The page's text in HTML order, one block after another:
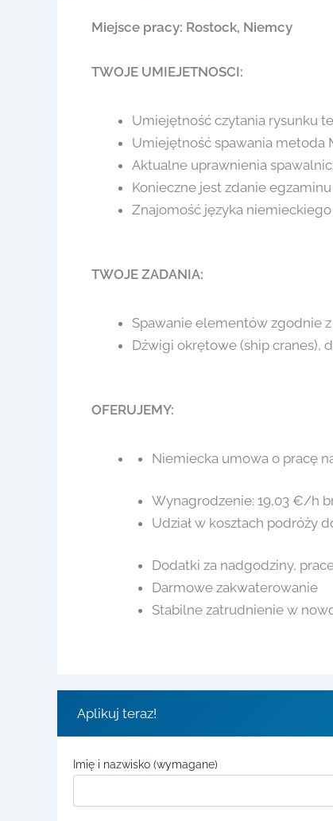
Miejsce pracy: Rostock, Niemcy
TWOJE UMIEJETNOSCI:
Umiejętność czytania rysunku
Umiejętność spawania metoda
Aktualne uprawnienia
Konieczne jest zdanie
Znajomość języka niemieckiego
TWOJE ZADANIA:
Spawanie elementów zgodnie
Dźwigi okrętowe (ship cranes),
OFERUJEMY:
Niemiecka umowa o pracę
Wynagrodzenie: 19,03 €/h
Udział w kosztach podróży
Dodatki za nadgodziny,
Darmowe zakwaterowanie
Stabilne zatrudnienie w
Aplikuj teraz!
Imię i nazwisko (wymagane)